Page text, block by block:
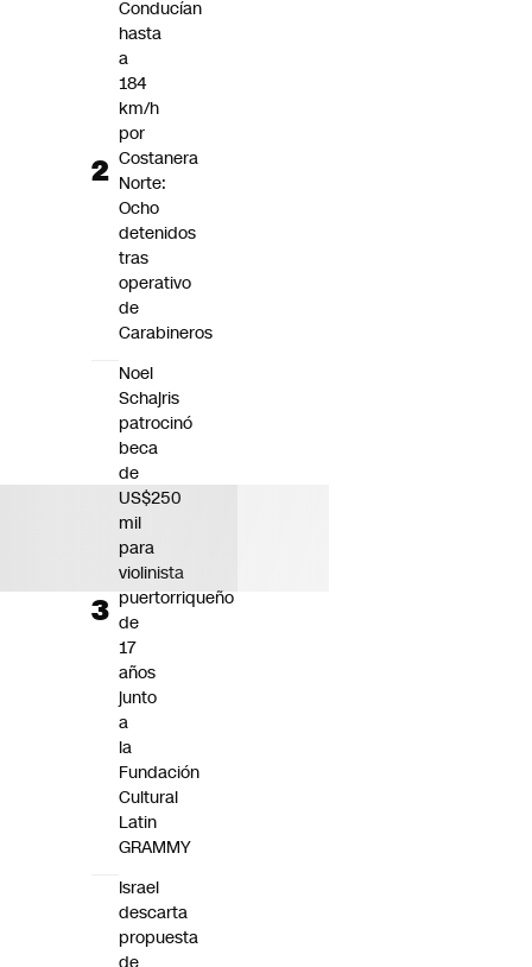
Conducían
hasta
a
184
km/h
por
Costanera
Norte:
Ocho
detenidos
tras
operativo
de
Carabineros
Noel
Schajris
patrocinó
beca
de
US$250
mil
para
violinista
puertorriqueño
de
17
años
junto
a
la
Fundación
Cultural
Latin
GRAMMY
Israel
descarta
propuesta
de